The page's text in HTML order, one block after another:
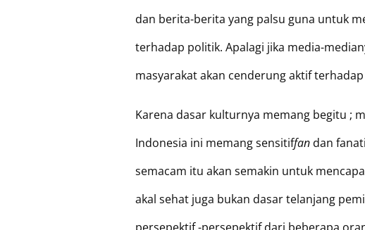
dan berita-berita yang palsu guna untuk
terhadap politik. Apalagi jika media-
masyarakat akan cenderung aktif
Karena dasar kulturnya memang begitu ;
Indonesia ini memang sensitiffan dan
semacam itu akan semakin untuk
akal sehat juga bukan dasar telanjang